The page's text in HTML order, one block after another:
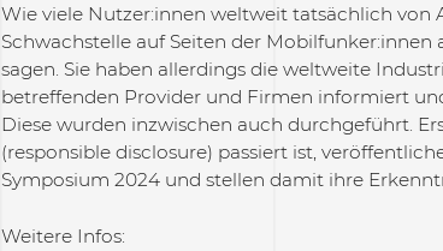
Wie viele Nutzer:innen weltweit tatsächlich
Schwachstelle auf Seiten der
sagen. Sie haben allerdings die weltweite
betreffenden Provider und Firmen informiert
Diese wurden inzwischen auch durchgeführt.
(responsible disclosure) passiert ist,
Symposium 2024 und stellen damit ihre
Weitere Infos: